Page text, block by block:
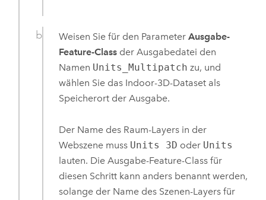
Weisen Sie für den ParameterAusgabe-
Feature-Class der Ausgabedatei den
Namen Units_Multipatch zu, und
wählen Sie das Indoor-3D-Dataset als
Speicherort der Ausgabe.
Der Name des Raum-Layers in der
Webszene muss Units 3D oder Units
lauten. Die Ausgabe-Feature-Class für
diesen Schritt kann anders benannt werden,
solange der Name des Szenen-Layers für